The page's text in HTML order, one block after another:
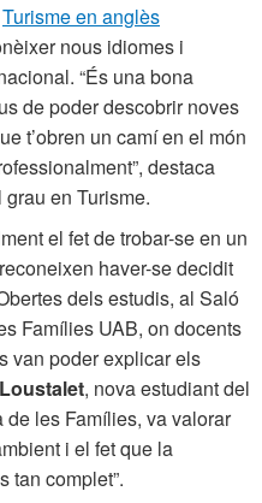
Turisme en anglès
nous idiomes i
“És una bona
de poder descobrir noves
t’obren un camí en el món
destaca
en Turisme.
el fet de trobar-se en un
haver-se decidit
dels estudis, al Saló
Famílies UAB, on docents
van poder explicar els
, nova estudiant del
les Famílies, va valorar
i el fet que la
tan complet”.